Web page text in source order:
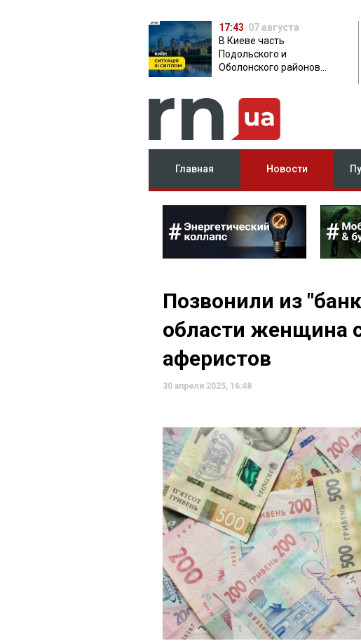
17:43 07 августа
В Киеве часть
Подольского и
Оболонского районов
Главная Новости
Позвонили из
области женщина
аферистов
30 апреля 2025, 16:48